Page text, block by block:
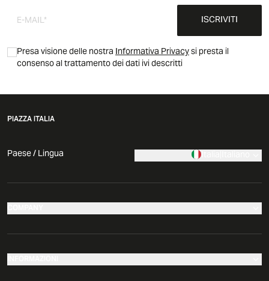
ISCRIVITI
Presa visione delle nostraInformativa Privacysi presta il
consenso al trattamento dei dati ivi descritti
PIAZZA ITALIA
Paese / Lingua Italia|Italiano
I nostri negozi
Azienda